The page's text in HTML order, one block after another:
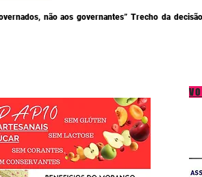
não aos governantes” Trecho da